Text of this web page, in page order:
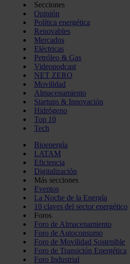
Secciones
Opinión
Política energética
Renovables
Mercados
Eléctricas
Petróleo & Gas
Videopodcast
NET ZERO
Movilidad
Almacenamiento
Startups & Innovación
Hidrógeno
Top 10
Tech
Bioenergía
LATAM
Eficiencia
Digitalización
Más secciones
Eventos
La Noche de la Energía
10 claves del sector energético
Foros
Foro de Almacenamiento
Foro de Autoconsumo
Foro de Movilidad Sostenible
Foro de Transición Energética
Foro Industrial